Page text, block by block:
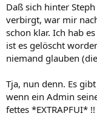
Daß sich hinter
verbirgt, war mir
schon klar. Ich hab
ist es gelöscht
niemand glauben
Tja, nun denn. Es
wenn ein Admin
fettes *EXTRAPFUI* !!